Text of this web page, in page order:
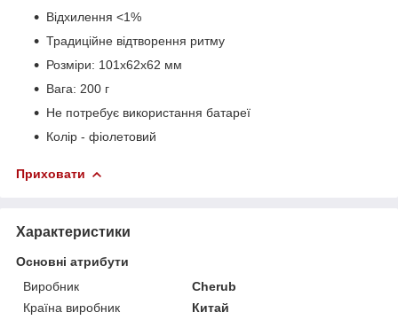
Відхилення <1%
Традиційне відтворення ритму
Розміри: 101х62x62 мм
Вага: 200 г
Не потребує використання батареї
Колір - фіолетовий
Приховати
Характеристики
Основні атрибути
Виробник
Cherub
Країна виробник
Китай